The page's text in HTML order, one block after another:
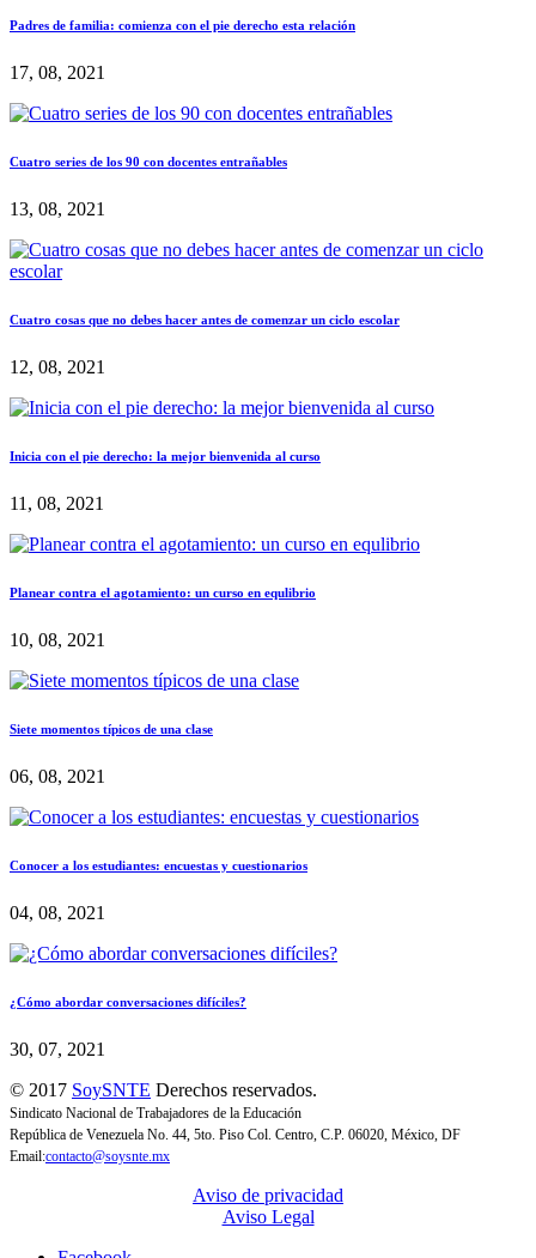
Padres de familia: comienza con el pie derecho esta relación
17, 08, 2021
Cuatro series de los 90 con docentes entrañables
13, 08, 2021
Cuatro cosas que no debes hacer antes de comenzar un ciclo escolar
12, 08, 2021
Inicia con el pie derecho: la mejor bienvenida al curso
11, 08, 2021
Planear contra el agotamiento: un curso en equlibrio
10, 08, 2021
Siete momentos típicos de una clase
06, 08, 2021
Conocer a los estudiantes: encuestas y cuestionarios
04, 08, 2021
¿Cómo abordar conversaciones difíciles?
30, 07, 2021
© 2017 SoySNTE Derechos reservados.
Sindicato Nacional de Trabajadores de la Educación
República de Venezuela No. 44, 5to. Piso Col. Centro, C.P. 06020, México, DF
Email:contacto@soysnte.mx
Aviso de privacidad
Aviso Legal